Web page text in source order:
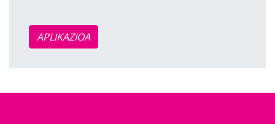
APLIKAZIOA